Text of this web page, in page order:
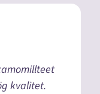
kvalitet.